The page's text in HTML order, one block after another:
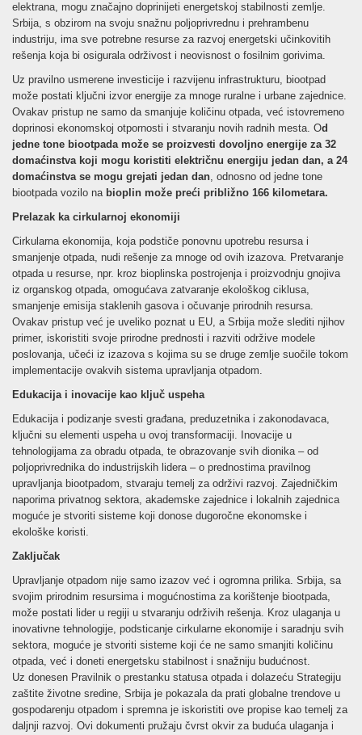
elektrana, mogu značajno doprinijeti energetskoj stabilnosti zemlje.
Srbija, s obzirom na svoju snažnu poljoprivrednu i prehrambenu
industriju, ima sve potrebne resurse za razvoj energetski učinkovitih
rešenja koja bi osigurala održivost i neovisnost o fosilnim gorivima.
Uz pravilno usmerene investicije i razvijenu infrastrukturu, biootpad
može postati ključni izvor energije za mnoge ruralne i urbane zajednice.
Ovakav pristup ne samo da smanjuje količinu otpada, već istovremeno
doprinosi ekonomskoj otpornosti i stvaranju novih radnih mesta. Od
jedne tone biootpada može se proizvesti dovoljno energije za 32
domaćinstva koji mogu koristiti električnu energiju jedan dan, a 24
domaćinstva se mogu grejati jedan dan, odnosno od jedne tone
biootpada vozilo na bioplin može preći približno 166 kilometara.
Prelazak ka cirkularnoj ekonomiji
Cirkularna ekonomija, koja podstiče ponovnu upotrebu resursa i
smanjenje otpada, nudi rešenje za mnoge od ovih izazova. Pretvaranje
otpada u resurse, npr. kroz bioplinska postrojenja i proizvodnju gnojiva
iz organskog otpada, omogućava zatvaranje ekološkog ciklusa,
smanjenje emisija staklenih gasova i očuvanje prirodnih resursa.
Ovakav pristup već je uveliko poznat u EU, a Srbija može slediti njihov
primer, iskoristiti svoje prirodne prednosti i razviti održive modele
poslovanja, učeći iz izazova s kojima su se druge zemlje suočile tokom
implementacije ovakvih sistema upravljanja otpadom.
Edukacija i inovacije kao ključ uspeha
Edukacija i podizanje svesti građana, preduzetnika i zakonodavaca,
ključni su elementi uspeha u ovoj transformaciji. Inovacije u
tehnologijama za obradu otpada, te obrazovanje svih dionika – od
poljoprivrednika do industrijskih lidera – o prednostima pravilnog
upravljanja biootpadom, stvaraju temelj za održivi razvoj. Zajedničkim
naporima privatnog sektora, akademske zajednice i lokalnih zajednica
moguće je stvoriti sisteme koji donose dugoročne ekonomske i
ekološke koristi.
Zaključak
Upravljanje otpadom nije samo izazov već i ogromna prilika. Srbija, sa
svojim prirodnim resursima i mogućnostima za korištenje biootpada,
može postati lider u regiji u stvaranju održivih rešenja. Kroz ulaganja u
inovativne tehnologije, podsticanje cirkularne ekonomije i saradnju svih
sektora, moguće je stvoriti sisteme koji će ne samo smanjiti količinu
otpada, već i doneti energetsku stabilnost i snažniju budućnost.
Uz donesen Pravilnik o prestanku statusa otpada i dolazeću Strategiju
zaštite životne sredine, Srbija je pokazala da prati globalne trendove u
gospodarenju otpadom i spremna je iskoristiti ove propise kao temelj za
daljnji razvoj. Ovi dokumenti pružaju čvrst okvir za buduća ulaganja i